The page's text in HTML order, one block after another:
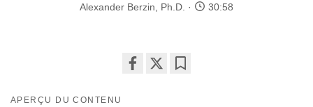
Alexander Berzin, Ph.D. 30:58
APERÇU DU CONTENU